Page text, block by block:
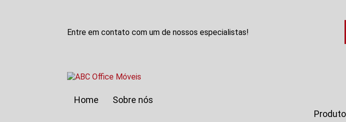
Entre em contato com um de nossos especialistas!
Home
Sobre nós